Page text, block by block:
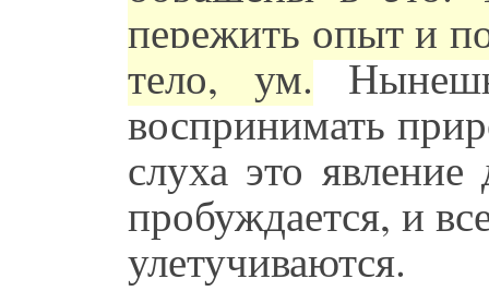
пережить опыт и
тело, ум.
воспринимать
слуха это
пробуждается, и
улетучиваются.